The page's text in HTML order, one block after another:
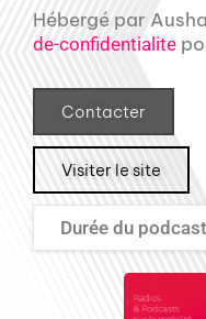
Hébergé par
de-confidentialite
Contacter
Visiter le site
Durée du